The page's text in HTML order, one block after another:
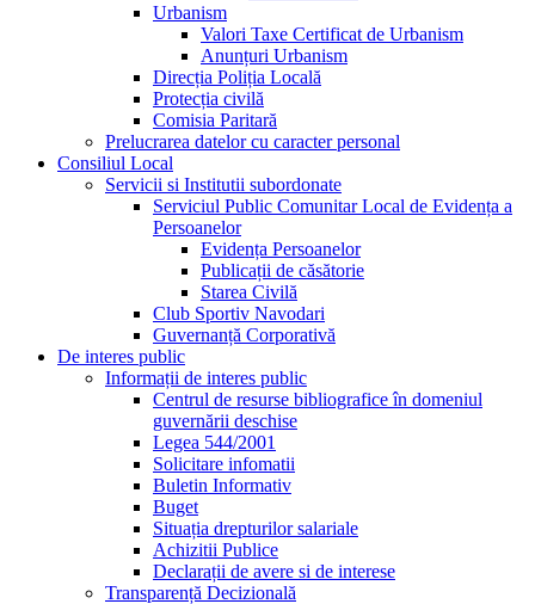
Urbanism
Valori Taxe Certificat de Urbanism
Anunțuri Urbanism
Direcția Poliția Locală
Protecția civilă
Comisia Paritară
Prelucrarea datelor cu caracter personal
Consiliul Local
Servicii si Institutii subordonate
Serviciul Public Comunitar Local de Evidența a
Persoanelor
Evidența Persoanelor
Publicații de căsătorie
Starea Civilă
Club Sportiv Navodari
Guvernanță Corporativă
De interes public
Informații de interes public
Centrul de resurse bibliografice în domeniul
guvernării deschise
Legea 544/2001
Solicitare infomatii
Buletin Informativ
Buget
Situația drepturilor salariale
Achizitii Publice
Declarații de avere si de interese
Transparență Decizională